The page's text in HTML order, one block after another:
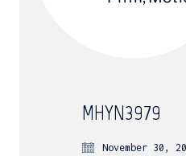
MHYN3979
November 30,